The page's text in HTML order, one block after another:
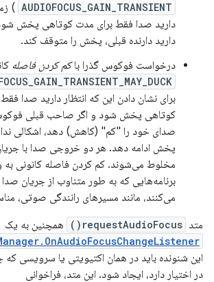
AUDIOFOCUS_GAIN_TRANSIENT
)
دارید صدا فقط برای مدت کوتاهی پخش شود
دارید دارنده قبلی، پخش را متوقف کند.
درخواست فوکوس گذرا باکم کردن فاصله
برای نشان دادن این که انتظار دارید صدا
کوتاهی پخش شود و اگر صاحب قبلی
صدای خود را "کم" (کاهش) دهد، اشکالی
پخش ادامه دهد. هر دو خروجی صدا با
مخلوط می‌شوند. کم کردن فاصله کانونی به
برنامه‌هایی که به طور متناوب از جریان صدا
می‌کنند، مانند مسیرهای رانندگی صوتی،
متد requestAudioFocus() همچنین به یک
این شنونده باید در همان اکتیویتی یا سرویسی که
در اختیار دارد، ایجاد شود. این متد، فراخوانی